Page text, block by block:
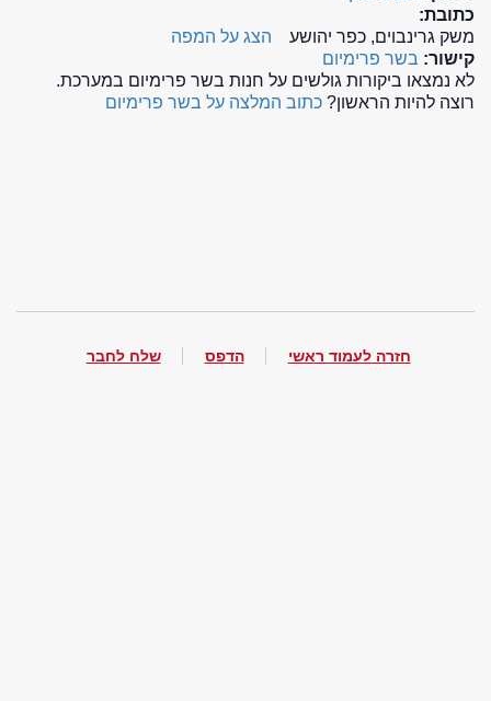
כתובת:
משק גרינבוים, כפר יהושע
הצג על המפה
קישור: בשר פרימיום
לא נמצאו ביקורות גולשים על חנות בשר פרימיום במערכת.
רוצה להיות הראשון? כתוב המלצה על בשר פרימיום
חזרה לעמוד ראשי הדפס שלח לחבר